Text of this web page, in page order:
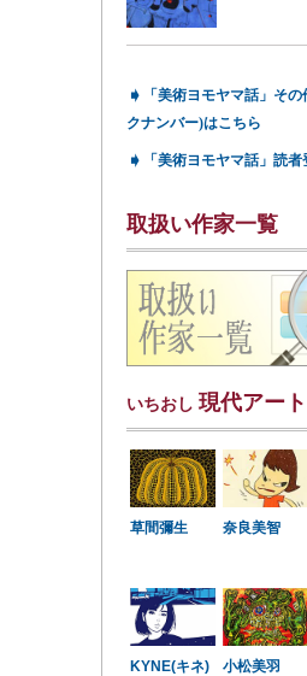
➧
「美術ヨモヤマ話」そ
クナンバー)はこちら
➧ 「美術ヨモヤマ話」読
取扱い作家一覧
いちおし 現代アート
草間彌生 奈良美智
KYNE(キネ) 小松美羽